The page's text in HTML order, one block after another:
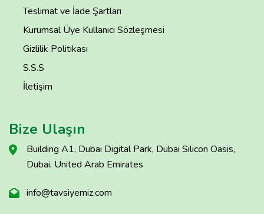
Teslimat ve İade Şartları
Kurumsal Üye Kullanıcı Sözleşmesi
Gizlilik Politikası
S.S.S
İletişim
Bize Ulaşın
Building A1, Dubai Digital Park, Dubai Silicon Oasis,
Dubai, United Arab Emirates
info@tavsiyemiz.com